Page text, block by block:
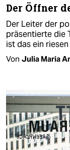
Der Öffner
Der Leiter der
präsentierte die
ist das ein
Von Julia Maria